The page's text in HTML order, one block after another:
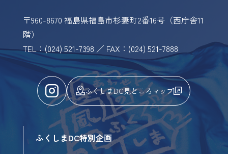
〒960-8670 福島県福島市杉妻町2番16号（西庁舎11
階）
TEL：(024) 521-7398 ／ FAX：(024) 521-7888
ふくしまDC見どころマップ
ふくしまDC特別企画